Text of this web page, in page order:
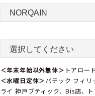
＜年末年始以外無休＞ トアロー
＜水曜日定休＞パテック フィリ
ライ 神戸ブティック、Bis店、